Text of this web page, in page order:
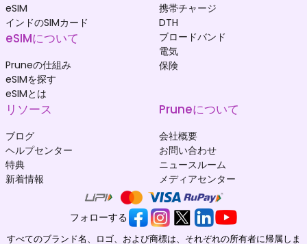
eSIM
インドのSIMカード
eSIMについて
Pruneの仕組み
eSIMを探す
eSIMとは
携帯チャージ
DTH
ブロードバンド
電気
保険
リソース
ブログ
ヘルプセンター
特典
新着情報
Pruneについて
会社概要
お問い合わせ
ニュースルーム
メディアセンター
フォローする
すべてのブランド名、ロゴ、および商標は、それぞれの所有者に帰属しま